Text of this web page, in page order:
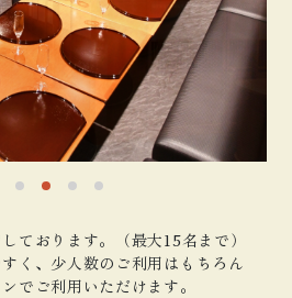
ております。（最大15名まで）
く、少人数のご利用はもちろん
でご利用いただけます。